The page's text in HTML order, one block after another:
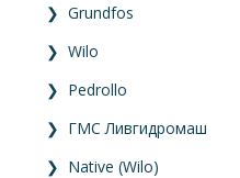
❯ Grundfos
❯ Wilo
❯ Pedrollo
❯ ГМС Ливгидромаш
❯ Native (Wilo)